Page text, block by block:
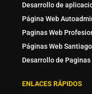
Desarrollo de
Página Web
Paginas Web
Páginas Web Santiago
Desarrollo de Paginas
ENLACES RÁPIDOS